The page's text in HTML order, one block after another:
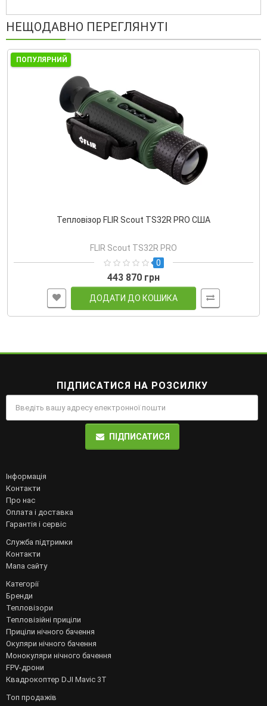
НЕЩОДАВНО ПЕРЕГЛЯНУТІ
ПОПУЛЯРНИЙ
Тепловізор FLIR Scout TS32R PRO США
FLIR Scout TS32R PRO
0
443 870 грн
ДОДАТИ ДО КОШИКА
ПІДПИСАТИСЯ НА РОЗСИЛКУ
ПІДПИСАТИСЯ
Інформація
Контакти
Про нас
Оплата і доставка
Гарантія і сервіс
Служба підтримки
Контакти
Мапа сайту
Категорії
Бренди
Тепловізори
Тепловізійні приціли
Приціли нічного бачення
Окуляри нічного бачення
Монокуляри нічного бачення
FPV-дрони
Квадрокоптер DJI Mavic 3T
Топ продажів